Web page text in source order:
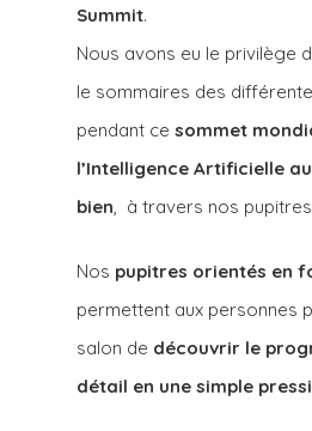
Summit.
Nous avons eu le privilège
le sommaires des
pendant ce sommet
l’Intelligence Artificielle
bien , à travers nos
Nos pupitres orientés en
permettent aux personnes
salon de découvrir le
détail en une simple